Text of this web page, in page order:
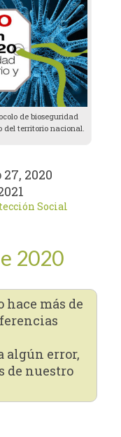
de bioseguridad
del territorio nacional.
2020
Social
2020
más de
algún error,
de nuestro